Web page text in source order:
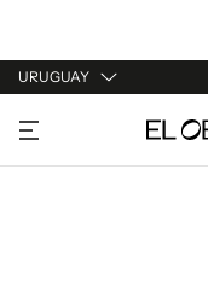
URUGUAY
URUGUAY
ARGENTINA